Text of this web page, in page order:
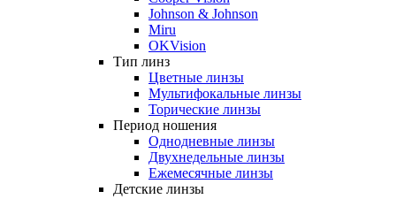
Johnson & Johnson
Miru
OKVision
Тип линз
Цветные линзы
Мультифокальные линзы
Торические линзы
Период ношения
Однодневные линзы
Двухнедельные линзы
Ежемесячные линзы
Детские линзы